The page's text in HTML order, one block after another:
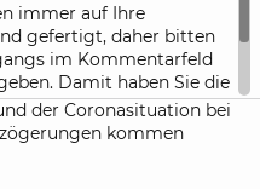
immer auf Ihre
gefertigt, daher bitten
im Kommentarfeld
Damit haben Sie die
nach dem ersten
der Coronasituation bei
kommen